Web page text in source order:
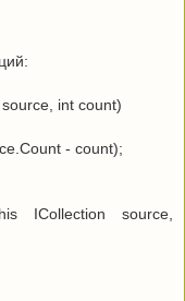
int count)
- count);
ICollection source,